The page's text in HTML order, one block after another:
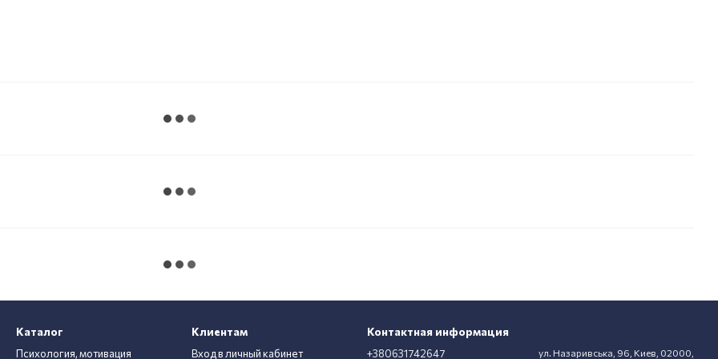
Каталог
Психология, мотивация
Клиентам
Вход в личный кабинет
Контактная информация
+380631742647 ул. Назаривська, 96, Киев, 02000,